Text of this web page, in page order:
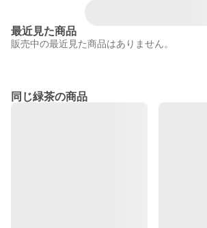
最近見た商品
販売中の最近見た商品はありません。
同じ緑茶の商品